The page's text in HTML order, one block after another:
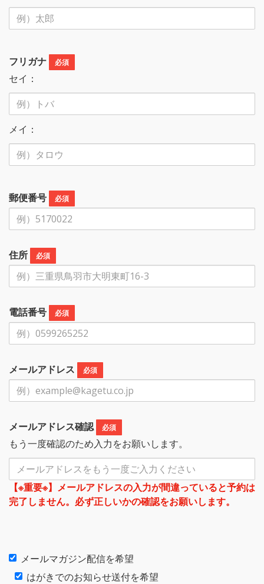
フリガナ 必須
セイ：
メイ：
郵便番号 必須
住所 必須
電話番号 必須
メールアドレス 必須
メールアドレス確認 必須
もう一度確認のため入力をお願いします。
【※重要※】メールアドレスの入力が間違っていると予約は
完了しません。必ず正しいかの確認をお願いします。
メールマガジン配信を希望
はがきでのお知らせ送付を希望